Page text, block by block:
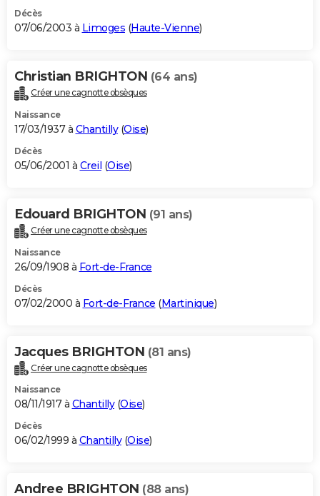
Décès
07/06/2003 à Limoges (Haute-Vienne)
Christian BRIGHTON (64 ans)
Créer une cagnotte obsèques
Naissance
17/03/1937 à Chantilly(Oise)
Décès
05/06/2001 à Creil (Oise)
Edouard BRIGHTON (91 ans)
Créer une cagnotte obsèques
Naissance
26/09/1908 à Fort-de-France
Décès
07/02/2000 à Fort-de-France (Martinique)
Jacques BRIGHTON (81 ans)
Créer une cagnotte obsèques
Naissance
08/11/1917 à Chantilly(Oise)
Décès
06/02/1999 à Chantilly(Oise)
Andree BRIGHTON (88 ans)